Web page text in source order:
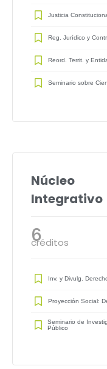
Justicia
Reg. Jurídico y
Reord. Territ. y
Seminario sobre
Núcleo
Integrativo
6
créditos
Inv. y Divulg.
Proyección Social:
Seminario de
Público